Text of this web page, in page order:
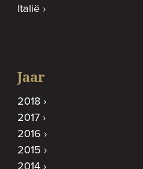
Italië
Jaar
2018
2017
2016
2015
2014